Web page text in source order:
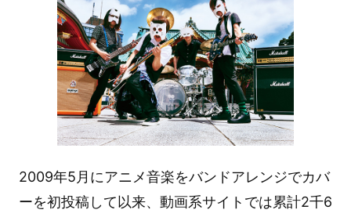
2009年5月にアニメ音楽をバンドアレンジでカバ
ーを初投稿して以来、動画系サイトでは累計2千6